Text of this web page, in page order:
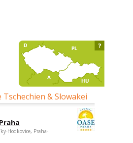
& Slowakei
Hodkovice, Praha-
?